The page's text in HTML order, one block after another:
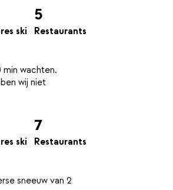
ski
5
Restaurants
wachten.
wij niet
ski
7
Restaurants
sneeuw van 2